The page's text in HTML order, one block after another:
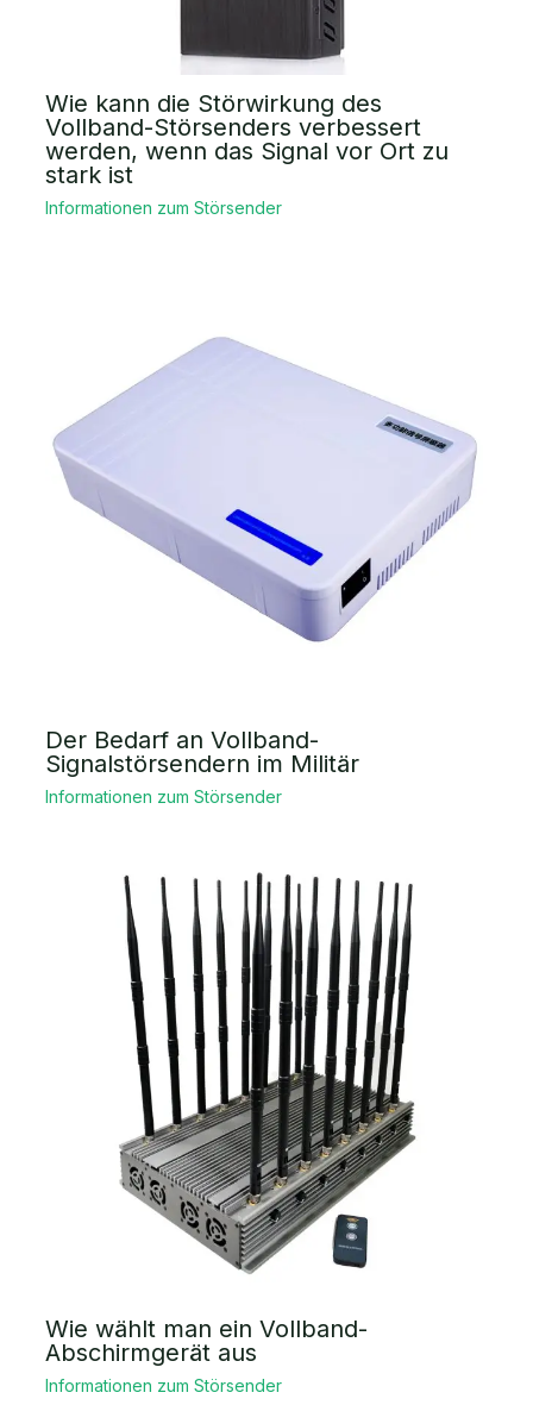
Wie kann die Störwirkung des
Vollband-Störsenders verbessert
werden, wenn das Signal vor Ort zu
stark ist
Informationen zum Störsender
Der Bedarf an Vollband-
Signalstörsendern im Militär
Informationen zum Störsender
Wie wählt man ein Vollband-
Abschirmgerät aus
Informationen zum Störsender